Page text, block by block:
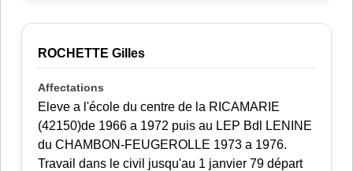
ROCHETTE Gilles
Eleve a l'école du centre de la RICAMARIE
(42150)de 1966 a 1972 puis au LEP Bdl LENINE
du CHAMBON-FEUGEROLLE 1973 a 1976.
Travail dans le civil jusqu'au 1 janvier 79 départ